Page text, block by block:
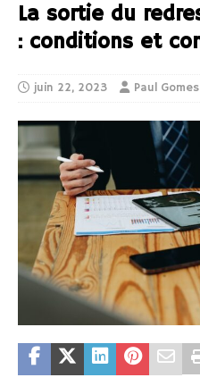
La sortie du
: conditions et
juin 22, 2023 Paul Gomes